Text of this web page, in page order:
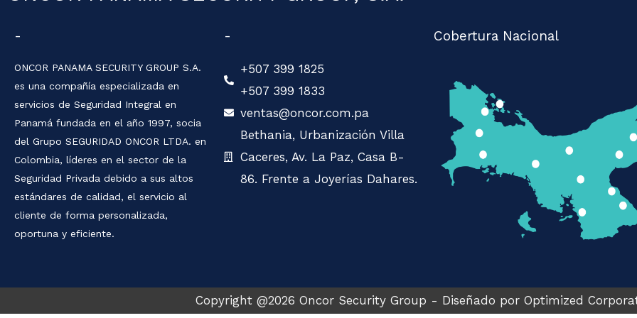
-
ONCOR PANAMA SECURITY GROUP S.A.
es una compañía especializada en
servicios de Seguridad Integral en
Panamá fundada en el año 1997, socia
del Grupo SEGURIDAD ONCOR LTDA. en
Colombia, líderes en el sector de la
Seguridad Privada debido a sus altos
estándares de calidad, el servicio al
cliente de forma personalizada,
oportuna y eficiente.
-
+507 399 1825
+507 399 1833
ventas@oncor.com.pa
Bethania, Urbanización Villa
Caceres, Av. La Paz, Casa B-
86. Frente a Joyerías Dahares.
Cobertura Nacional
Copyright @2026 Oncor Security Group - Diseñado por Optimized